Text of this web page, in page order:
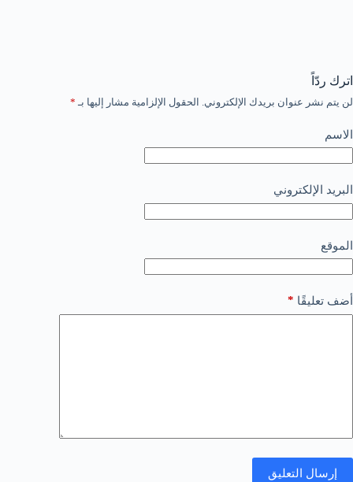
اترك ردّاً
لن يتم نشر عنوان بريدك الإلكتروني. الحقول الإلزامية مشار إليها بـ *
الاسم
البريد الإلكتروني
الموقع
أضف تعليقًا *
إرسال التعليق